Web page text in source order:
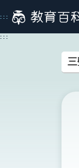
到
主
:::
:::